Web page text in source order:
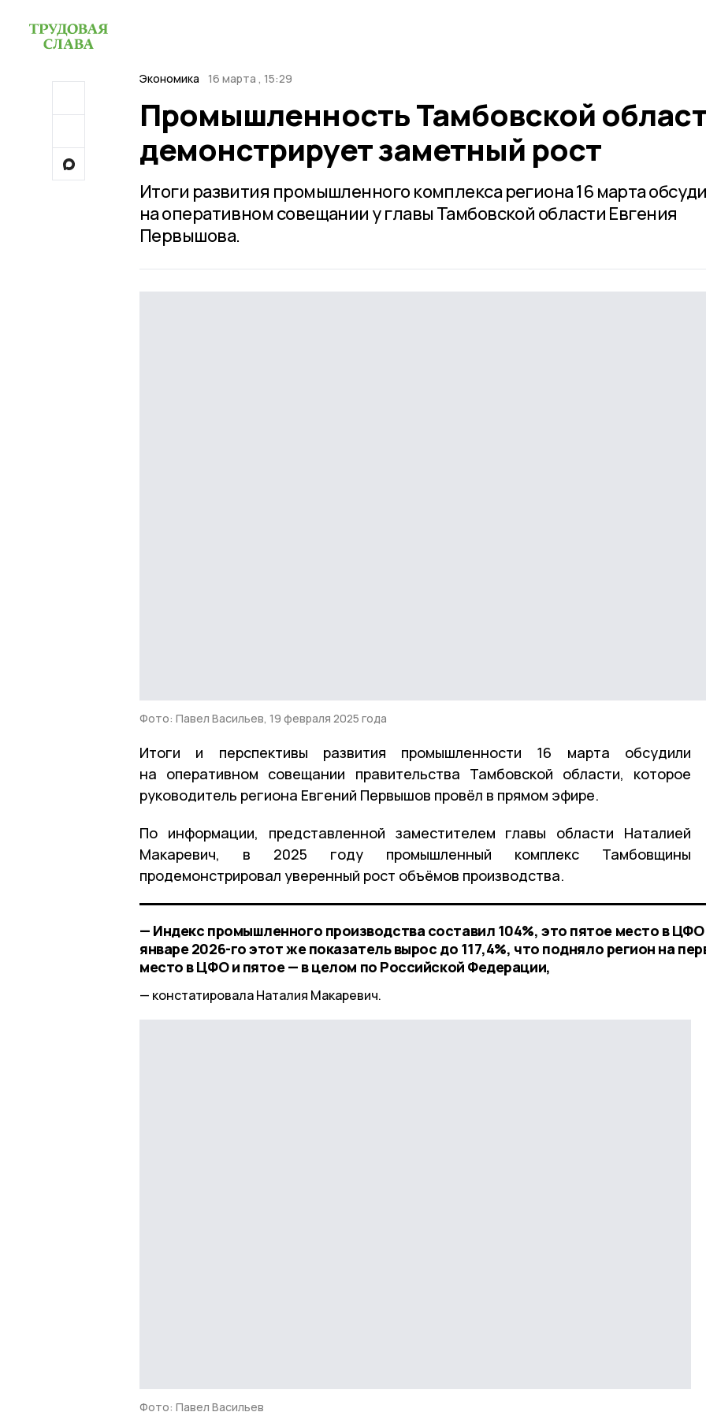
Экономика 16 марта , 15:29
Промышленность Тамбовской
демонстрирует заметный рост
Итоги развития промышленного комплекса региона 16 марта
на оперативном совещании у главы Тамбовской области Евгения
Первышова.
Фото: Павел Васильев, 19 февраля 2025 года
Итоги и перспективы развития промышленности 16 марта обсудили
на оперативном совещании правительства Тамбовской области, которое
руководитель региона Евгений Первышов провёл в прямом эфире.
По информации, представленной заместителем главы области Наталией
Макаревич, в 2025 году промышленный комплекс Тамбовщины
продемонстрировал уверенный рост объёмов производства.
— Индекс промышленного производства составил 104%, это пятое место в
январе 2026-го этот же показатель вырос до 117,4%, что подняло регион на
место в ЦФО и пятое — в целом по Российской Федерации,
констатировала Наталия Макаревич.
Фото: Павел Васильев